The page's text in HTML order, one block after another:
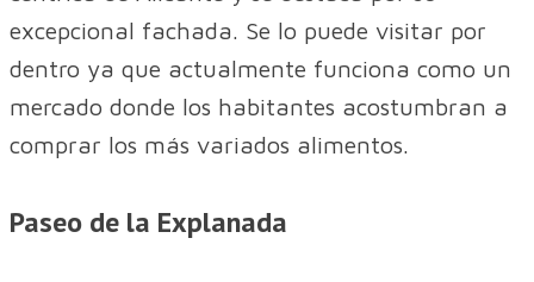
excepcional fachada. Se lo puede visitar por
dentro ya que actualmente funciona como un
mercado donde los habitantes acostumbran a
comprar los más variados alimentos.
Paseo de la Explanada